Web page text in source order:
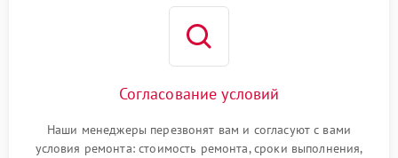
Согласование условий
Наши менеджеры перезвонят вам и согласуют с вами
условия ремонта: стоимость ремонта, сроки выполнения,